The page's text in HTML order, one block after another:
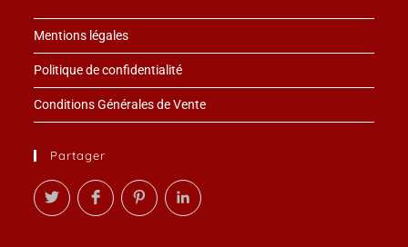
Mentions légales
Politique de confidentialité
Conditions Générales de Vente
Partager